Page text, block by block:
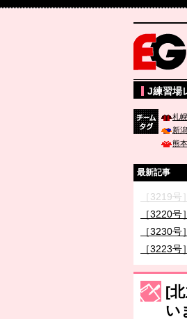
サッカー専門
J練習場
札幌
新潟
熊本
最新記事
［3219
［3220
［3230
［3223
［3222号
長谷川 ア
[
い